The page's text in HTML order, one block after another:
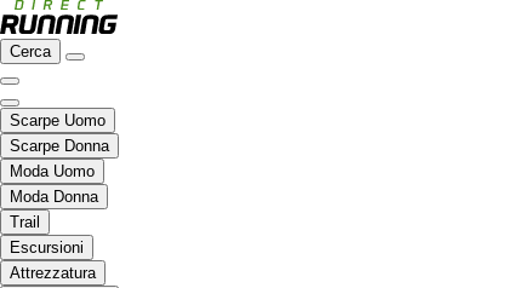
Cerca
Scarpe Uomo
Scarpe Donna
Moda Uomo
Moda Donna
Trail
Escursioni
Attrezzatura